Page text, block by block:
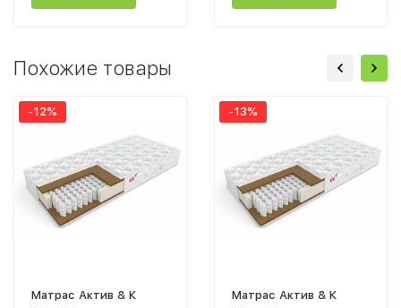
Похожие товары
-12%
Матрас Актив & К
-13%
Матрас Актив & К